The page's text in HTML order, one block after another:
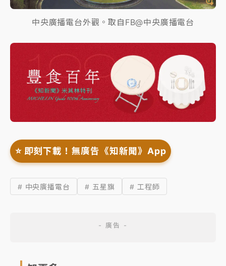
中央廣播電台外觀。取自FB@中央廣播電台
⭐️ 即刻下載！無廣告《知新聞》App
# 中央廣播電台 # 五星旗 # 工程師